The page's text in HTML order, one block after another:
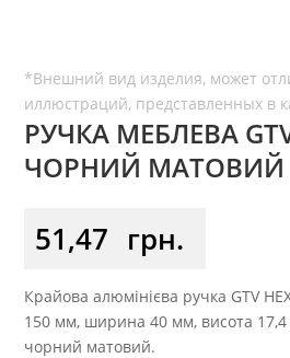
РУЧКА МЕБЛЕВА
ЧОРНИЙ МАТОВИЙ
51,47 грн.
Крайова алюмінієва ручка GTV
150 мм, ширина 40 мм, висота
чорний матовий.